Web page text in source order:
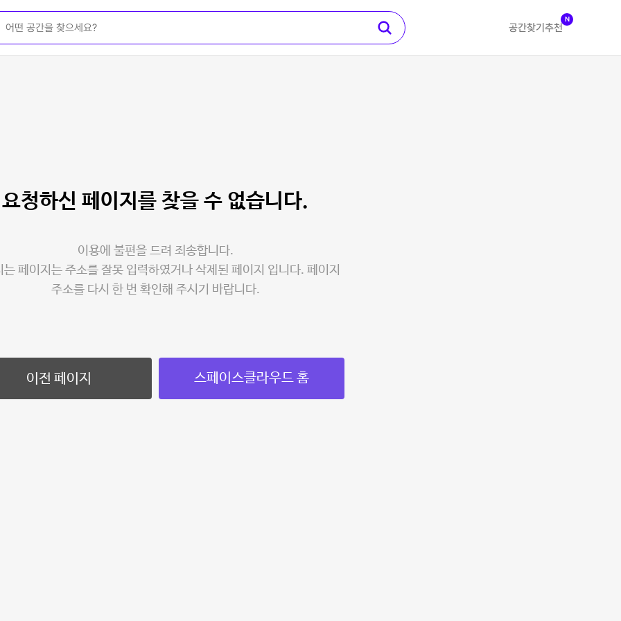
공간찾기 추천
N
요청하신 페이지를 찾을 수 없습니다.
이용에 불편을 드려 죄송합니다.
는 페이지는 주소를 잘못 입력하였거나 삭제된 페이지 입니다. 페이지
주소를 다시 한 번 확인해 주시기 바랍니다.
이전 페이지 스페이스클라우드 홈